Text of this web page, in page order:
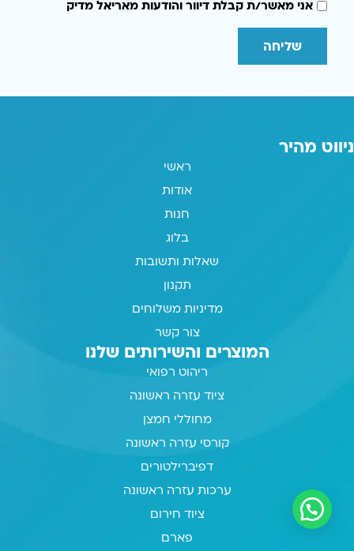
אני מאשר/ת קבלת דיוור והודעות מאריאל מדיק
שליחה
ניווט מהיר
ראשי
אודות
חנות
בלוג
שאלות ותשובות
תקנון
מדיניות משלוחים
צור קשר
המוצרים והשירותים שלנו
ריהוט רפואי
ציוד עזרה ראשונה
מחוללי חמצן
קורסי עזרה ראשונה
דפיברילטורים
ערכות עזרה ראשונה
ציוד חירום
פארם